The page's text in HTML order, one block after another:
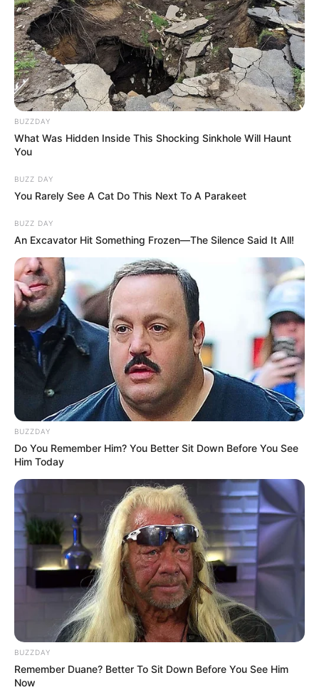
BUZZDAY
What Was Hidden Inside This Shocking Sinkhole Will Haunt
You
BUZZ DAY
You Rarely See A Cat Do This Next To A Parakeet
BUZZ DAY
An Excavator Hit Something Frozen—The Silence Said It All!
BUZZDAY
Do You Remember Him? You Better Sit Down Before You See
Him Today
BUZZDAY
Remember Duane? Better To Sit Down Before You See Him
Now